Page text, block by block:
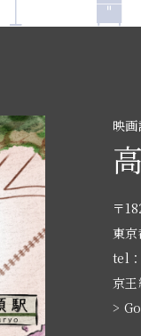
映
〒
東
tel
京
>